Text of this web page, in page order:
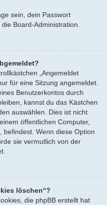
sein, dein Passwort
Board-Administration.
„Angemeldet
für eine Sitzung angemeldet.
Benutzerkontos durch
kannst du das Kästchen
auswählen. Dies ist nicht
öffentlichen Computer,
befindest. Wenn diese Option
sie vermutlich von der
löschen“?
die phpBB erstellt hat